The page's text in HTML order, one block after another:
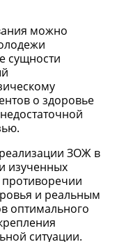
можно
сущности
о здоровье
ЗОЖ в
изученных
противоречии
и реальным
оптимального
ситуации.